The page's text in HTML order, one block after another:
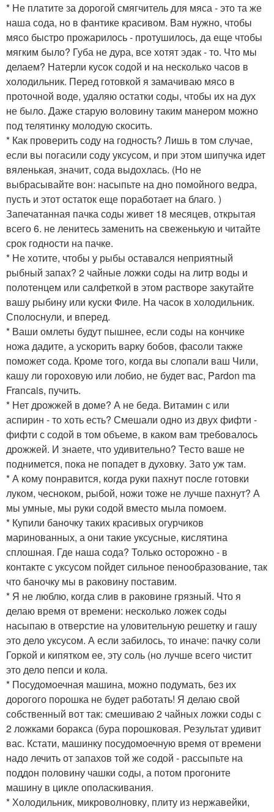
* Не платите за дорогой смягчитель для мяса - это та же
наша сода, но в фантике красивом. Вам нужно, чтобы
мясо быстро прожарилось - протушилось, да еще чтобы
мягким было? Губа не дура, все хотят эдак - то. Что мы
делаем? Натерли кусок содой и на несколько часов в
холодильник. Перед готовкой я замачиваю мясо в
проточной воде, удаляю остатки соды, чтобы их на дух
не было. Даже старую воловину таким манером можно
под телятинку молодую скосить.
* Как проверить соду на годность? Лишь в том случае,
если вы погасили соду уксусом, и при этом шипучка идет
вяленькая, значит, сода выдохлась. (Но не
выбрасывайте вон: насыпьте на дно помойного ведра,
пусть и этот остаток еще поработает на благо. )
Запечатанная пачка соды живет 18 месяцев, открытая
всего 6. не ленитесь заменить на свеженькую и читайте
срок годности на пачке.
* Не хотите, чтобы у рыбы оставался неприятный
рыбный запах? 2 чайные ложки соды на литр воды и
полотенцем или салфеткой в этом растворе закутайте
вашу рыбину или куски Филе. На часок в холодильник.
Сполоснули, и вперед.
* Ваши омлеты будут пышнее, если соды на кончике
ножа дадите, а ускорить варку бобов, фасоли также
поможет сода. Кроме того, когда вы слопали ваш Чили,
кашу ли гороховую или лобио, не будет вас, Pardon ma
Franсais, пучить.
* Нет дрожжей в доме? А не беда. Витамин с или
аспирин - то хоть есть? Смешали одно из двух фифти -
фифти с содой в том объеме, в каком вам требовалось
дрожжей. И знаете, что удивительно? Тесто ваше не
поднимется, пока не попадет в духовку. Зато уж там.
* А кому понравится, когда руки пахнут после готовки
луком, чесноком, рыбой, ножи тоже не лучше пахнут? А
мы умные, мы руки содой вместо мыла помоем.
* Купили баночку таких красивых огурчиков
маринованных, а они такие уксусные, кислятина
сплошная. Где наша сода? Только осторожно - в
контакте с уксусом пойдет сильное пенообразование, так
что баночку мы в раковину поставим.
* Я не люблю, когда слив в раковине грязный. Что я
делаю время от времени: несколько ложек соды
насыпаю в отверстие на уловительную решетку и гашу
это дело уксусом. А если забилось, то иначе: пачку соли
Горкой и кипятком ее, эту соль (но лучше всего чистит
это дело пепси и кола.
* Посудомоечная машина, можно подумать, без их
дорогого порошка не будет работать! Я делаю свой
собственный вот так: смешиваю 2 чайных ложки соды с
2 ложками боракса (бура порошковая. Результат удивит
вас. Кстати, машинку посудомоечную время от времени
надо лечить от запахов той же содой - рассыпьте на
поддон половину чашки соды, а потом прогоните
машину в цикле ополаскивания.
* Холодильник, микроволновку, плиту из нержавейки,